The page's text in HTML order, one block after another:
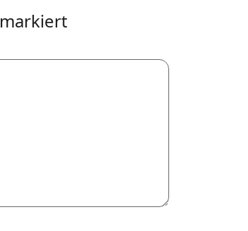
markiert